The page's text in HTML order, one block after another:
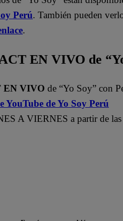
Perú. También pueden
.
EN VIVO de
EN VIVO de “Yo Soy” con
YouTube de Yo Soy Perú
A VIERNES a partir de